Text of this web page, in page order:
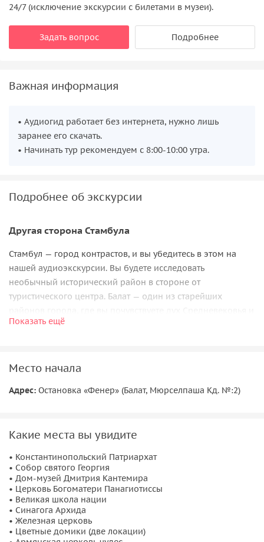
24/7 (исключение экскурсии с билетами в музеи).
Задать вопрос Подробнее
Важная информация
• Аудиогид работает без интернета, нужно лишь
заранее его скачать.
• Начинать тур рекомендуем с 8:00-10:00 утра.
Подробнее об экскурсии
Другая сторона Стамбула
Стамбул — город контрастов, и вы убедитесь в этом на
нашей аудиоэкскурсии. Вы будете исследовать
необычный исторический район в стороне от
туристического центра. Балат — один из старейших
полюбуетесь старинной архитектурой.
Ваш маршрут пройдет через Константинопольский
патриархат, где вы пройдетесь вдоль уютных
православную школу в Стамбуле. В соборе святого Георгия
увидите столб бичевания Иисуса, а также заглянете в
Армянскую церковь чудес. Вас ждут уникальные
достопримечательности, которых не увидеть в
туристической части Стамбула.
Равнодушными этот район вас точно не оставит. Одним
словом, Балат просто создан для тех, кто мечтает попасть в
совершенно иной, нетуристический Стамбул и увидеть
Показать ещё
Место начала
Адрес: Остановка «Фенер» (Балат, Мюрселпаша Кд. №:2)
Какие места вы увидите
• ‌‌Константинопольский‌ ‌Патриархат‌ ‌
• Собор‌ ‌святого‌ ‌Георгия‌ ‌
• ‌Дом-музей‌ ‌Дмитрия‌ ‌Кантемира‌ ‌
• ‌‌Церковь‌ ‌Богоматери‌ ‌Панагиотиссы‌ ‌
• ‌Великая‌ ‌школа‌ ‌нации‌ ‌
• ‌Синагога‌ ‌Архида‌ ‌
• Железная‌ ‌церковь
• ‌Цветные‌ ‌домики‌ ‌(две ‌локации)‌ ‌